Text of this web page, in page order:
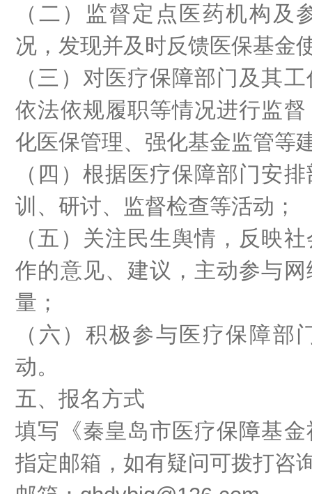
（二）监督定点医药机构及
况，发现并及时反馈医保基金
（三）对医疗保障部门及其
依法依规履职等情况进行监
化医保管理、强化基金监管等
（四）根据医疗保障部门安
训、研讨、监督检查等活动 ；
（五）关注民生舆情，反映
作的意见、建议，主动参与
量 ；
（六）积极参与医疗保障部
动。
五、报名方式
填写《秦皇岛市医疗保障基金
指定邮箱 ，如有疑问可拨打咨